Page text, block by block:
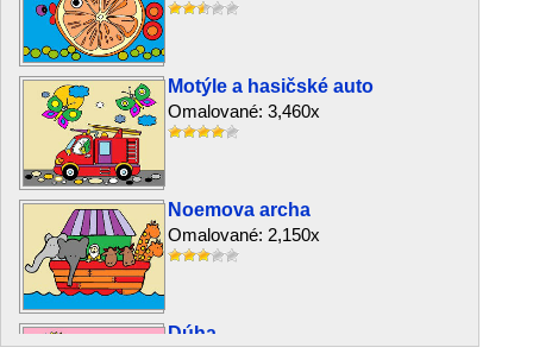
Motýle a hasičské auto
Omalované: 3,460x
Noemova archa
Omalované: 2,150x
Dúha